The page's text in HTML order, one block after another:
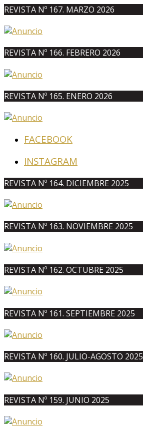
REVISTA Nº 167. MARZO 2026
REVISTA Nº 166. FEBRERO 2026
REVISTA Nº 165. ENERO 2026
FACEBOOK
INSTAGRAM
REVISTA Nº 164. DICIEMBRE 2025
REVISTA Nº 163. NOVIEMBRE 2025
REVISTA Nº 162. OCTUBRE 2025
REVISTA Nº 161. SEPTIEMBRE 2025
REVISTA Nº 160. JULIO-AGOSTO 2025
REVISTA Nº 159. JUNIO 2025